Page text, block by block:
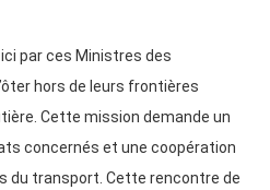
par ces Ministres des
hors de leurs frontières
Cette mission demande un
concernés et une coopération
du transport. Cette rencontre de